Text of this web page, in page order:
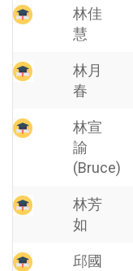
林佳
慧
林月
春
林宣
諭
(Bruce)
林芳
如
邱國